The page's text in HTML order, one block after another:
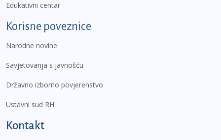
Edukativni centar
Korisne poveznice
Narodne novine
Savjetovanja s javnošću
Državno izborno povjerenstvo
Ustavni sud RH
Kontakt